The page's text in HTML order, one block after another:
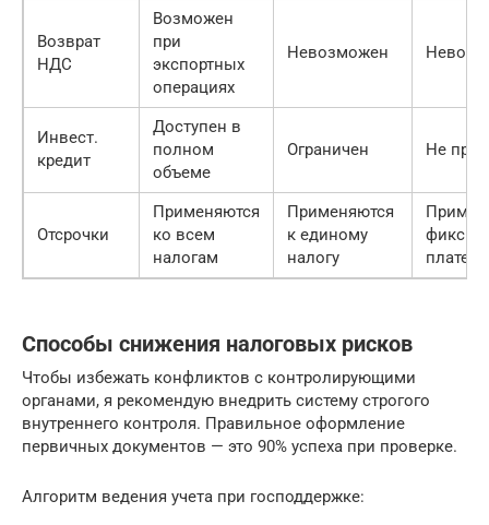
Возврат
НДС
Возможен
при
экспортных
операциях
Невозможен
Инвест.
кредит
Доступен в
полном
объеме
Ограничен Не
Отсрочки
Применяются
ко всем
налогам
Применяются
к единому
налогу
Способы снижения налоговых рисков
Чтобы избежать конфликтов с контролирующими
органами, я рекомендую внедрить систему строгого
внутреннего контроля. Правильное оформление
первичных документов — это 90% успеха при проверке.
Алгоритм ведения учета при господдержке: